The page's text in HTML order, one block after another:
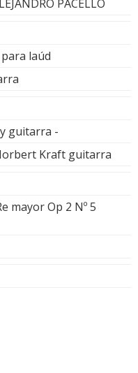
PACELLO
laúd
guitarra -
Kraft guitarra
mayor Op 2 Nº 5